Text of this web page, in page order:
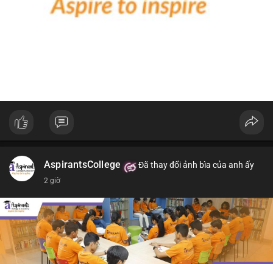
AspirantsCollege Đã thay đổi ảnh bìa của anh ấy
2 giờ